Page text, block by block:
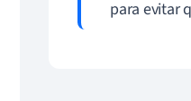
para evitar